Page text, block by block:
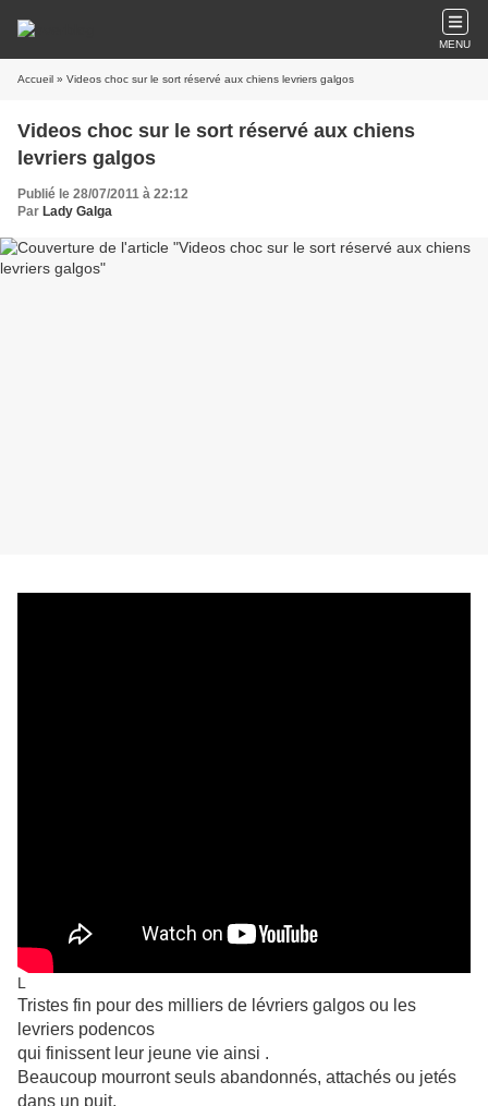
MENU
Accueil » Videos choc sur le sort réservé aux chiens levriers galgos
Videos choc sur le sort réservé aux chiens
levriers galgos
Publié le 28/07/2011 à 22:12
Par Lady Galga
L
Tristes fin pour des milliers de lévriers galgos ou les
levriers podencos
qui finissent leur jeune vie ainsi .
Beaucoup mourront seuls abandonnés, attachés ou jetés
dans un puit,